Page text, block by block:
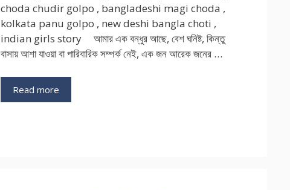
choda chudir golpo , bangladeshi magi choda ,
kolkata panu golpo , new deshi bangla choti ,
indian girls story আমার এক বন্ধুর আছে, বেশ ঘনিষ্ট, কিন্তু
বাসায় আশা যাওয়া বা পারিবারিক সম্পর্ক নেই, এক জন আরেক জনের …
Read more